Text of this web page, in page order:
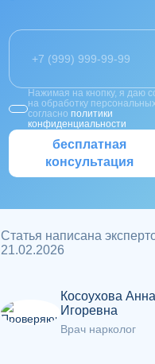
Нажимая на кнопку, я даю
на обработку
согласно политики
конфиденциальности
бесплатная
консультация
Статья написана
21.02.2026
Косоухова Анна
Игоревна
Врач нарколог